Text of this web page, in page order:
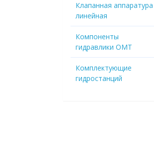
Клапанная аппаратура
линейная
Компоненты
гидравлики OMT
Комплектующие
гидростанций